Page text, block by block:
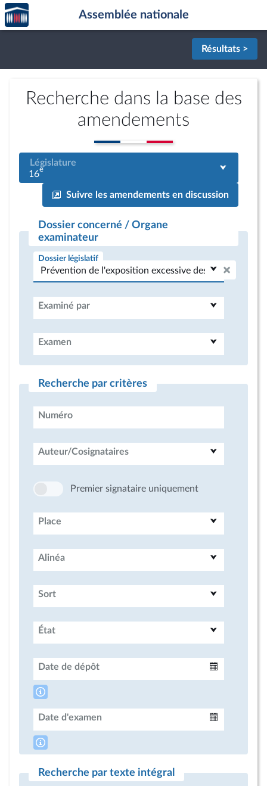
Aller au contenu
Aller en bas de la page
Accèder
à la
page
Assemblée nationale
Résultats >
Recherche dans la base des
amendements
Législature
16e
Suivre les amendements en discussion
Dossier concerné / Organe
examinateur
Dossier législatif
Examiné par
Examen
Recherche par critères
Numéro
Auteur/Cosignataires
Premier signataire uniquement
Place
Alinéa
Sort
État
Date de dépôt
Date d'examen
Recherche par texte intégral